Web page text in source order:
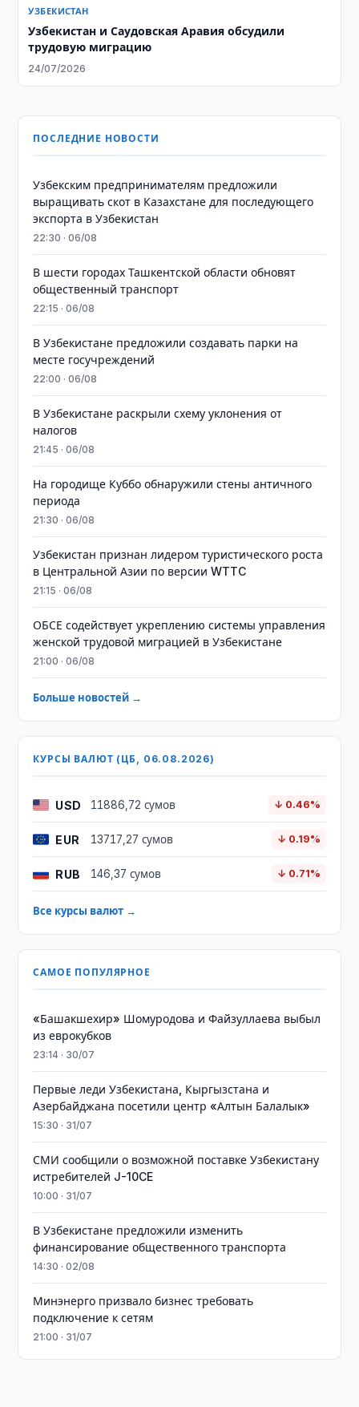
УЗБЕКИСТАН
Узбекистан и Саудовская Аравия обсудили
трудовую миграцию
24/07/2026
ПОСЛЕДНИЕ НОВОСТИ
Узбекским предпринимателям предложили
выращивать скот в Казахстане для последующего
экспорта в Узбекистан
22:30 · 06/08
В шести городах Ташкентской области обновят
общественный транспорт
22:15 · 06/08
В Узбекистане предложили создавать парки на
месте госучреждений
22:00 · 06/08
В Узбекистане раскрыли схему уклонения от
налогов
21:45 · 06/08
На городище Куббо обнаружили стены античного
периода
21:30 · 06/08
Узбекистан признан лидером туристического роста
в Центральной Азии по версии WTTC
21:15 · 06/08
ОБСЕ содействует укреплению системы управления
женской трудовой миграцией в Узбекистане
21:00 · 06/08
Больше новостей →
КУРСЫ ВАЛЮТ (ЦБ, 06.08.2026)
USD 11886,72 сумов ↓ 0.46%
EUR 13717,27 сумов ↓ 0.19%
RUB 146,37 сумов ↓ 0.71%
Все курсы валют →
САМОЕ ПОПУЛЯРНОЕ
«Башакшехир» Шомуродова и Файзуллаева выбыл
из еврокубков
23:14 · 30/07
Первые леди Узбекистана, Кыргызстана и
Азербайджана посетили центр «Алтын Балалык»
15:30 · 31/07
СМИ сообщили о возможной поставке Узбекистану
истребителей J-10CE
10:00 · 31/07
В Узбекистане предложили изменить
финансирование общественного транспорта
14:30 · 02/08
Минэнерго призвало бизнес требовать
подключение к сетям
21:00 · 31/07